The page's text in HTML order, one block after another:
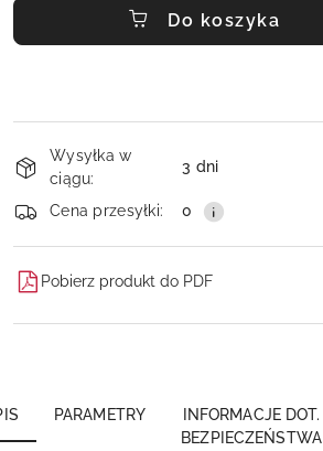
Do koszyka
Dostępność
i
dostawa
Wysyłka w
ciągu:
3 dni
Cena przesyłki: 0
Pobierz produkt do PDF
PARAMETRY
INFORMACJE DOT.
BEZPIECZEŃSTWA